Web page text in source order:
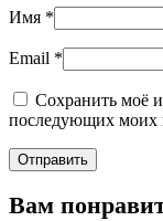
Имя *
Email *
Сохранить моё
последующих моих
Вам